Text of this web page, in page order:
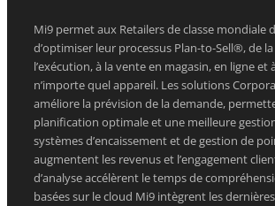
Mi9 permet aux Retailers de classe mondiale
d’optimiser leur processus Plan-to-Sell®, de
l’exécution, à la vente en magasin, en ligne et
n’importe quel appareil. Les solutions
améliore la prévision de la demande,
planification optimale et une meilleure
systèmes d’encaissement et de gestion de
augmentent les revenus et l’engagement
d’analyse accélèrent le temps de
basées sur le cloud Mi9 intègrent les